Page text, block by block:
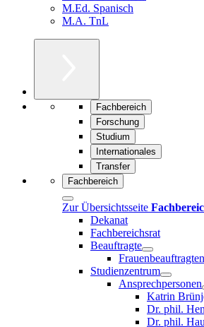
M.Ed. Spanisch
M.A. TnL
Fachbereich
Forschung
Studium
Internationales
Transfer
Fachbereich
Zur Übersichtsseite
Dekanat
Fachbereichsrat
Beauftragte
Studienzentrum
Ansprechpersonen
Katrin
Dr. phil.
Dr. phil.